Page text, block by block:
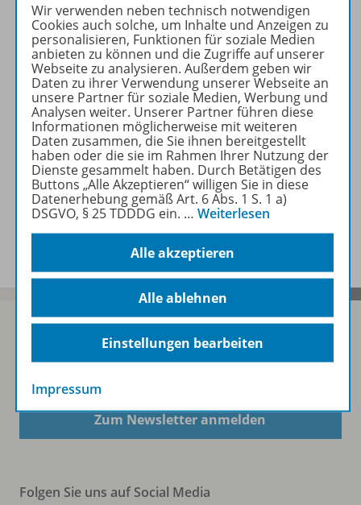
Erforderliche Kontrollgeräte
Zugehörige Produkte
Auch in Paketen erhältlich
Benachrichtigungs-Service
Sofort profitieren
Zum Newsletter anmelden
Folgen Sie uns auf Social Media
Wir verwenden neben technisch notwendigen
Cookies auch solche, um Inhalte und Anzeigen zu
personalisieren, Funktionen für soziale Medien
anbieten zu können und die Zugriffe auf unserer
Webseite zu analysieren. Außerdem geben wir
Daten zu ihrer Verwendung unserer Webseite an
unsere Partner für soziale Medien, Werbung und
Analysen weiter. Unserer Partner führen diese
Informationen möglicherweise mit weiteren
Daten zusammen, die Sie ihnen bereitgestellt
haben oder die sie im Rahmen Ihrer Nutzung der
Dienste gesammelt haben. Durch Betätigen des
Buttons „Alle Akzeptieren“ willigen Sie in diese
Datenerhebung gemäß Art. 6 Abs. 1 S. 1 a)
DSGVO, § 25 TDDDG ein. … Weiterlesen
Alle akzeptieren
Alle ablehnen
Einstellungen bearbeiten
Impressum